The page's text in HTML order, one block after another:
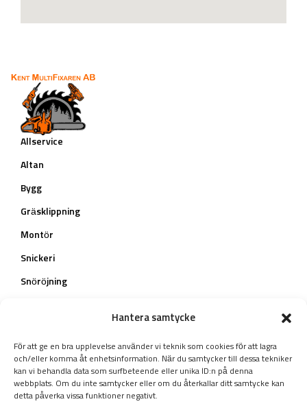
Hantera samtycke
För att ge en bra upplevelse använder vi teknik som cookies för att lagra
och/eller komma åt enhetsinformation. När du samtycker till dessa tekniker
kan vi behandla data som surfbeteende eller unika ID:n på denna
webbplats. Om du inte samtycker eller om du återkallar ditt samtycke kan
detta påverka vissa funktioner negativt.
Allservice
Altan
Bygg
Gräsklippning
Montör
Snickeri
Snöröjning
Trädgård
Nå ut till oss
Vittene Blåbärskulla 2, Trollhättan, Sverige